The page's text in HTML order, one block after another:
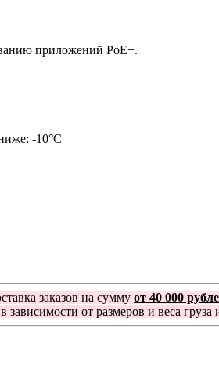
приложений PoE+.
-10°С
заказов на сумму от 40 000
от размеров и веса груза